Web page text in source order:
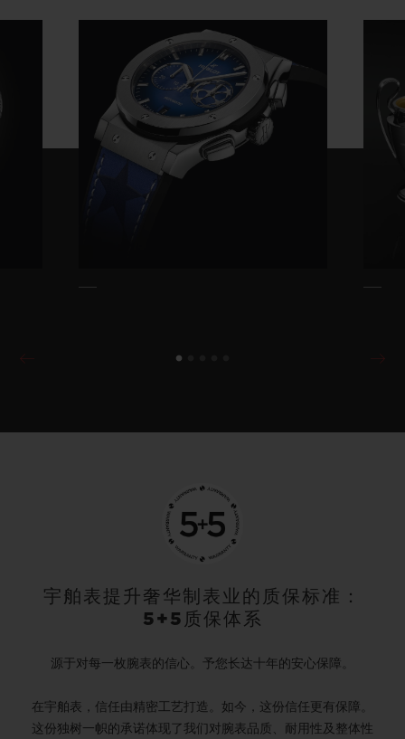
宇舶表提升奢华制表业的质保标准：
5+5质保体系
源于对每一枚腕表的信心。予您长达十年的安心保障。
在宇舶表，信任由精密工艺打造。如今，这份信任更有保障。
这份独树一帜的承诺体现了我们对腕表品质、耐用性及整体性